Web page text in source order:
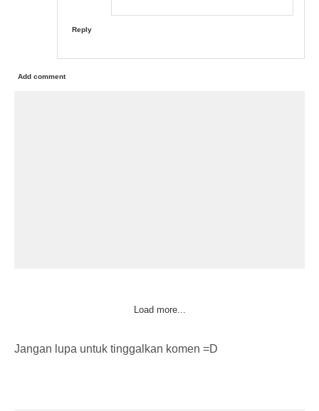
Reply
Add comment
Load more...
Jangan lupa untuk tinggalkan komen =D